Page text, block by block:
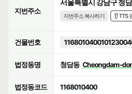
지번주소
서울특별시 강남구 청
지번주소 복사하기 👂 TTS
건물번호
법정동명 청담동 Cheongdam-
법정동코드 1168010400